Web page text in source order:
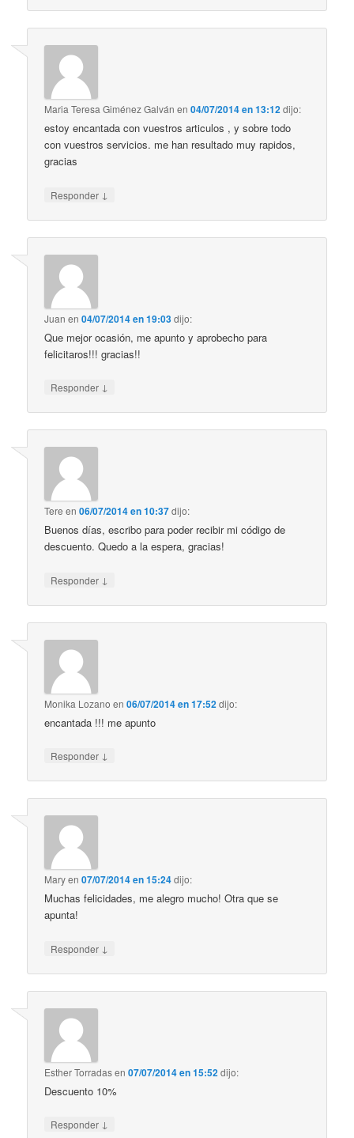
Maria Teresa Giménez Galván en04/07/2014 en 13:12dijo:
estoy encantada con vuestros articulos , y sobre todo
con vuestros servicios. me han resultado muy rapidos,
gracias
Responder ↓
Juan en04/07/2014 en 19:03dijo:
Que mejor ocasión, me apunto y aprobecho para
felicitaros!!! gracias!!
Responder ↓
Tere en06/07/2014 en 10:37dijo:
Buenos días, escribo para poder recibir mi código de
descuento. Quedo a la espera, gracias!
Responder ↓
Monika Lozano en06/07/2014 en 17:52dijo:
encantada !!! me apunto
Responder ↓
Maryen07/07/2014 en 15:24dijo:
Muchas felicidades, me alegro mucho! Otra que se
apunta!
Responder ↓
Esther Torradasen07/07/2014 en 15:52dijo:
Descuento 10%
Responder ↓